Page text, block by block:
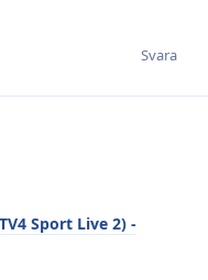
Svara
Sport Live 2) -